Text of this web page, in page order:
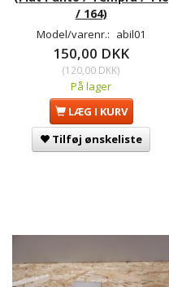
/ 164)
Model/varenr.: abil01
150,00 DKK
(120,00 DKK)
På lager
LÆG I KURV
Tilføj ønskeliste